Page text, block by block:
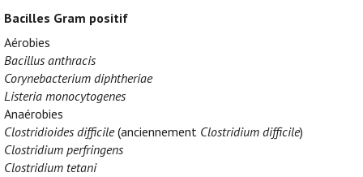
Bacilles Gram positif
Aérobies
Bacillus anthracis
Corynebacterium diphtheriae
Listeria monocytogenes
Anaérobies
Clostridioides difficile(anciennement Clostridium difficile)
Clostridium perfringens
Clostridium tetani